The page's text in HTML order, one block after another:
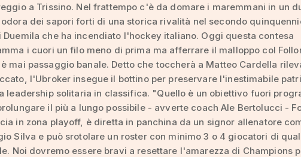
a Trissino. Nel frattempo c'è da domare i maremmani in un
dei sapori forti di una storica rivalità nel secondo
Duemila che ha incendiato l'hockey italiano. Oggi questa contesa
i cuori un filo meno di prima ma afferrare il malloppo col
mai passaggio banale. Detto che toccherà a Matteo Cardella
l'Ubroker insegue il bottino per preservare l'inestimabile
leadership solitaria in classifica. "Quello è un obiettivo fuori
il più a lungo possibile - avverte coach Ale Bertolucci -
in zona playoff, è diretta in panchina da un signor allenatore
Silva e può srotolare un roster con minimo 3 o 4 giocatori di
Noi dovremo essere bravi a resettare l'amarezza di Champions